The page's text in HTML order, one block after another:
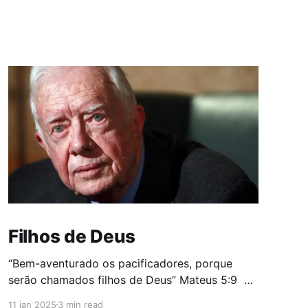
Filhos de Deus
“Bem-aventurado os pacificadores, porque
serão chamados filhos de Deus” Mateus 5:9
11 jan 20253 min read